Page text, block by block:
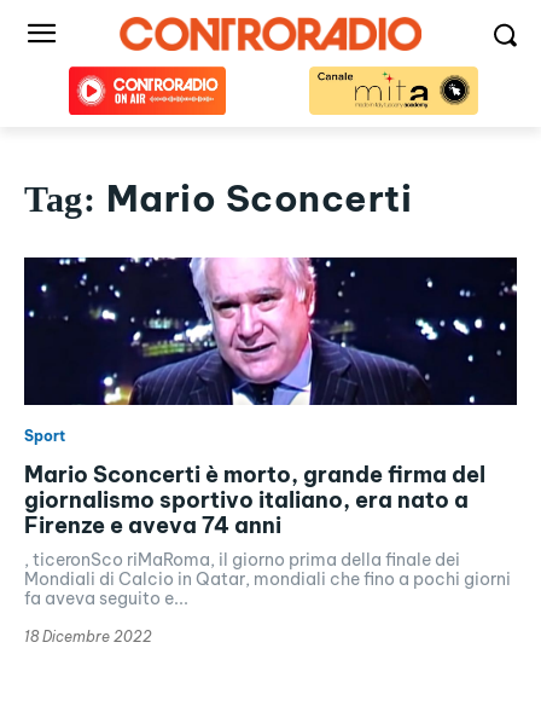
Tag: Mario Sconcerti
Sport
Mario Sconcerti è morto, grande firma del
giornalismo sportivo italiano, era nato a
Firenze e aveva 74 anni
, ticeronSco riMaRoma, il giorno prima della finale dei
Mondiali di Calcio in Qatar, mondiali che fino a pochi giorni
fa aveva seguito e...
18 Dicembre 2022